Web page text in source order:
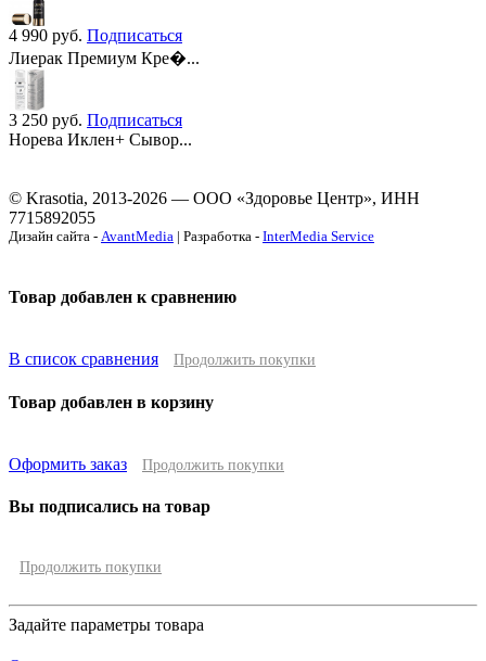
4 990 руб. Подписаться
Лиерак Премиум Кре�...
3 250 руб. Подписаться
Норева Иклен+ Сывор...
© Krasotia, 2013-2026 — ООО «Здоровье Центр», ИНН
7715892055
Дизайн сайта - AvantMedia | Разработка - InterMedia Service
Товар добавлен к сравнению
В список сравнения Продолжить покупки
Товар добавлен в корзину
Оформить заказ Продолжить покупки
Вы подписались на товар
Продолжить покупки
Задайте параметры товара